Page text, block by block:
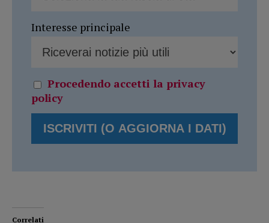
Interesse principale
Procedendo accetti la privacy
policy
Correlati